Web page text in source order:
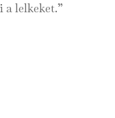
a lelkeket.”